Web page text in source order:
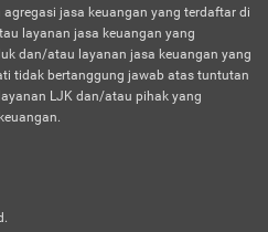
jasa keuangan yang terdaftar di
layanan jasa keuangan yang
dan/atau layanan jasa keuangan yang
tidak bertanggung jawab atas tuntutan
LJK dan/atau pihak yang